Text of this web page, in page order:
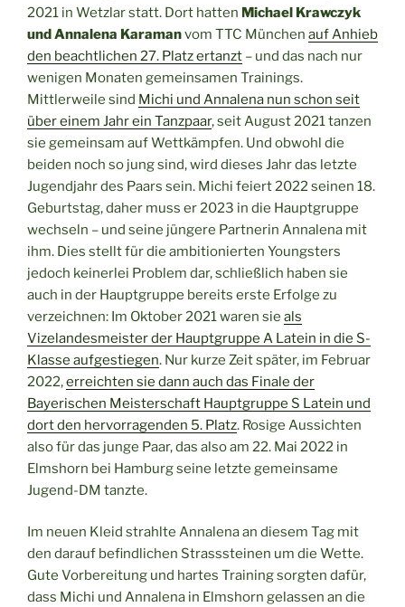
2021 in Wetzlar statt. Dort hatten Michael Krawczyk
und Annalena Karamanvom TTC München auf Anhieb
den beachtlichen 27. Platz ertanzt – und das nach nur
wenigen Monaten gemeinsamen Trainings.
Mittlerweile sind Michi und Annalena nun schon seit
über einem Jahr ein Tanzpaar, seit August 2021 tanzen
sie gemeinsam auf Wettkämpfen. Und obwohl die
beiden noch so jung sind, wird dieses Jahr das letzte
Jugendjahr des Paars sein. Michi feiert 2022 seinen 18.
Geburtstag, daher muss er 2023 in die Hauptgruppe
wechseln – und seine jüngere Partnerin Annalena mit
ihm. Dies stellt für die ambitionierten Youngsters
jedoch keinerlei Problem dar, schließlich haben sie
auch in der Hauptgruppe bereits erste Erfolge zu
verzeichnen: Im Oktober 2021 waren sie als
Vizelandesmeister der Hauptgruppe A Latein in die S-
Klasse aufgestiegen. Nur kurze Zeit später, im Februar
2022,erreichten sie dann auch das Finale der
Bayerischen Meisterschaft Hauptgruppe S Latein und
dort den hervorragenden 5. Platz. Rosige Aussichten
also für das junge Paar, das also am 22. Mai 2022 in
Elmshorn bei Hamburg seine letzte gemeinsame
Jugend-DM tanzte.
Im neuen Kleid strahlte Annalena an diesem Tag mit
den darauf befindlichen Strasssteinen um die Wette.
Gute Vorbereitung und hartes Training sorgten dafür,
dass Michi und Annalena in Elmshorn gelassen an die